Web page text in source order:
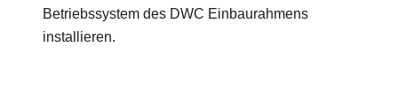
Betriebssystem des DWC Einbaurahmens
installieren.